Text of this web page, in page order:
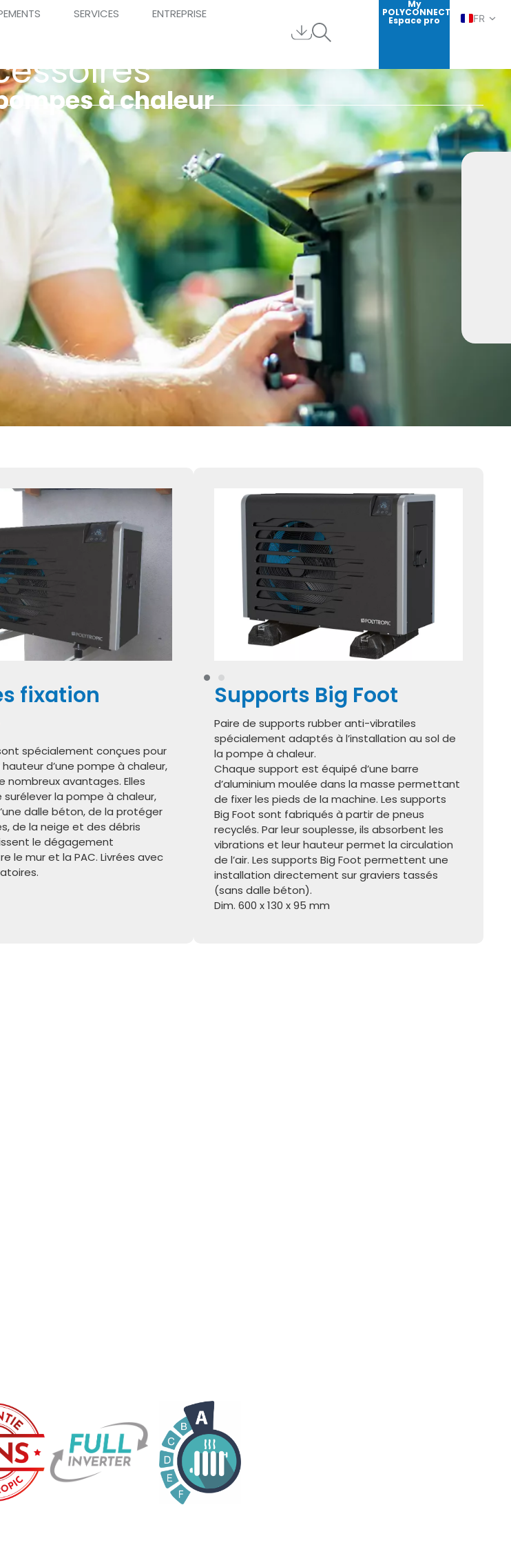
SERVICES ENTREPRISE
My
POLYCONNECT
Espace pro
FR
ES
à chaleur
fixation
spécialement conçues pour
hauteur d’une pompe à chaleur,
nombreux avantages. Elles
la pompe à chaleur,
dalle béton, de la protéger
de la neige et des débris
le dégagement
le mur et la PAC. Livrées avec
Supports Big Foot
Paire de supports rubber anti-vibratiles
spécialement adaptés à l’installation au sol de
la pompe à chaleur.
Chaque support est équipé d’une barre
d’aluminium moulée dans la masse permettant
de fixer les pieds de la machine. Les supports
Big Foot sont fabriqués à partir de pneus
recyclés. Par leur souplesse, ils absorbent les
vibrations et leur hauteur permet la circulation
de l’air. Les supports Big Foot permettent une
installation directement sur graviers tassés
(sans dalle béton).
Dim. 600 x 130 x 95 mm